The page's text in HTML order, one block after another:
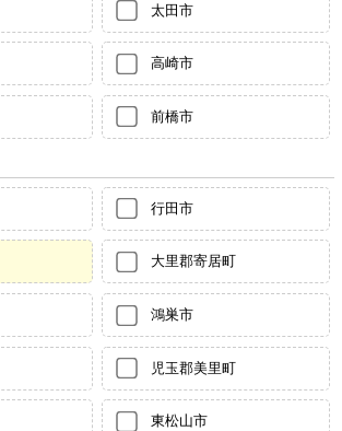
太田市
高崎市
前橋市
行田市
大里郡寄居町
鴻巣市
児玉郡美里町
東松山市